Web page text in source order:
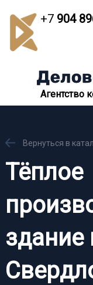
+7904
Агентство
Вернуться в
Тёплое
здание